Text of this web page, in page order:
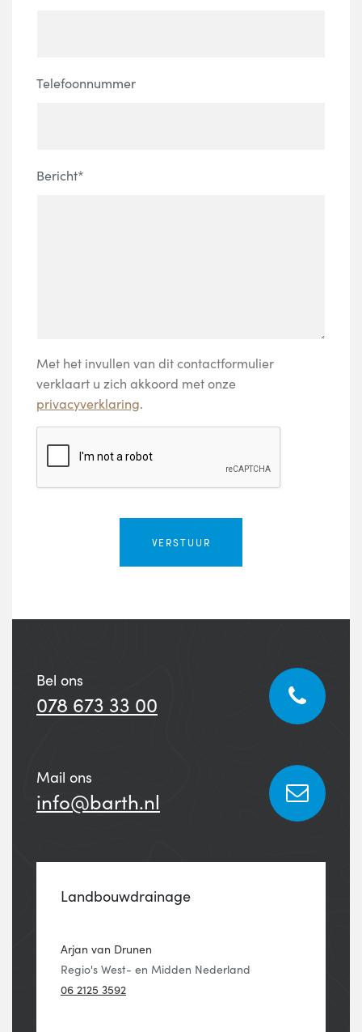
Telefoonnummer
Bericht*
Met het invullen van dit contactformulier
verklaart u zich akkoord met onze
privacyverklaring.
VERSTUUR
Bel ons
078 673 33 00
Mail ons
info@barth.nl
Landbouwdrainage
Arjan van Drunen
Regio's West- en Midden Nederland
06 2125 3592